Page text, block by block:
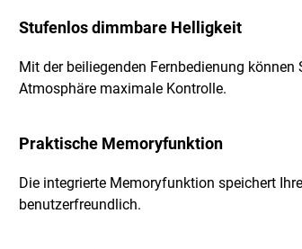
Stufenlos dimmbare Helligkeit
Mit der beiliegenden Fernbedienung
Atmosphäre maximale Kontrolle.
Praktische Memoryfunktion
Die integrierte Memoryfunktion speichert
benutzerfreundlich.